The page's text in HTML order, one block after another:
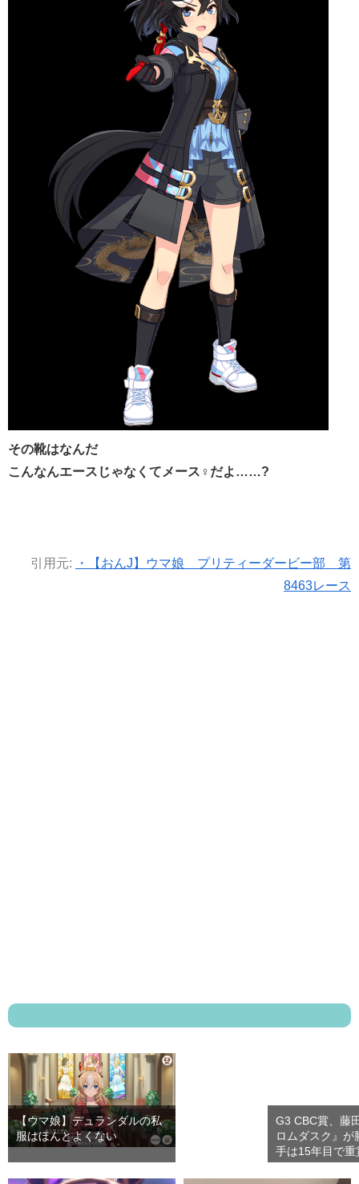
その靴はなんだ
こんなんエースじゃなくてメース♀だよ……?
引用元:
・【おんJ】ウマ娘 プリティーダービー部 第
8463レース
【ウマ娘】デュランダルの私
服はほんとよくない
G3 CBC賞、藤
ロムダスク』が
手は15年目で